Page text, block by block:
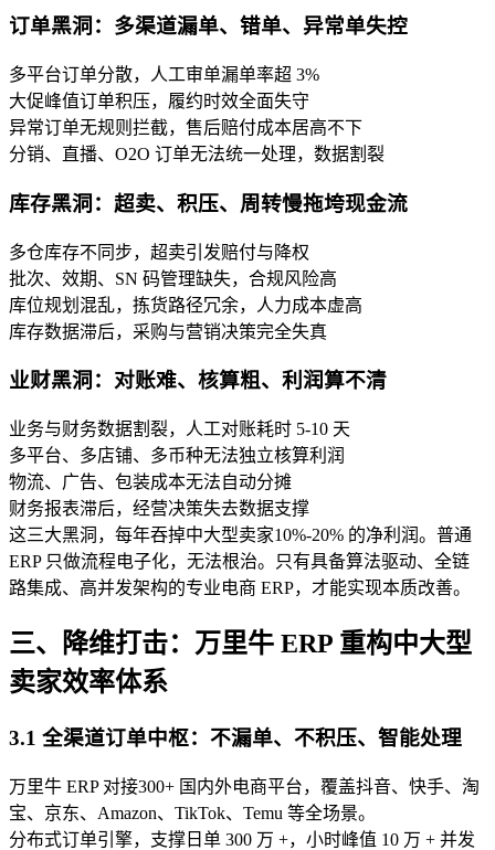
订单黑洞：多渠道漏单、错单、异常单失控
多平台订单分散，人工审单漏单率超 3%
大促峰值订单积压，履约时效全面失守
异常订单无规则拦截，售后赔付成本居高不下
分销、直播、O2O 订单无法统一处理，数据割裂
库存黑洞：超卖、积压、周转慢拖垮现金流
多仓库存不同步，超卖引发赔付与降权
批次、效期、SN 码管理缺失，合规风险高
库位规划混乱，拣货路径冗余，人力成本虚高
库存数据滞后，采购与营销决策完全失真
业财黑洞：对账难、核算粗、利润算不清
业务与财务数据割裂，人工对账耗时 5-10 天
多平台、多店铺、多币种无法独立核算利润
物流、广告、包装成本无法自动分摊
财务报表滞后，经营决策失去数据支撑
这三大黑洞，每年吞掉中大型卖家10%-20% 的净利润。普通
ERP 只做流程电子化，无法根治。只有具备算法驱动、全链
路集成、高并发架构的专业电商 ERP，才能实现本质改善。
三、降维打击：万里牛 ERP 重构中大型
卖家效率体系
3.1 全渠道订单中枢：不漏单、不积压、智能处理
万里牛 ERP 对接300+ 国内外电商平台，覆盖抖音、快手、淘
宝、京东、Amazon、TikTok、Temu 等全场景。
分布式订单引擎，支撑日单 300 万 +，小时峰值 10 万 + 并发